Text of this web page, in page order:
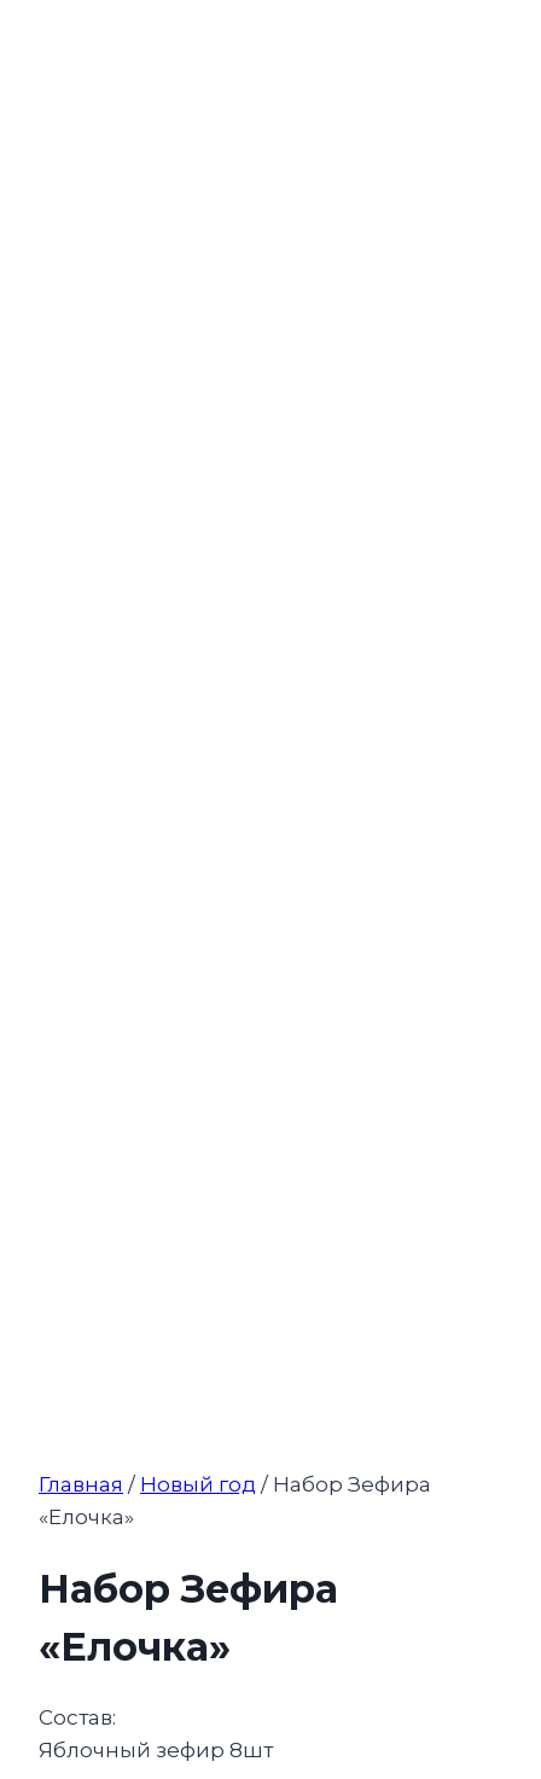
Главная / Новый год / Набор Зефира
«Елочка»
Набор Зефира
«Елочка»
Состав:
Яблочный зефир 8шт